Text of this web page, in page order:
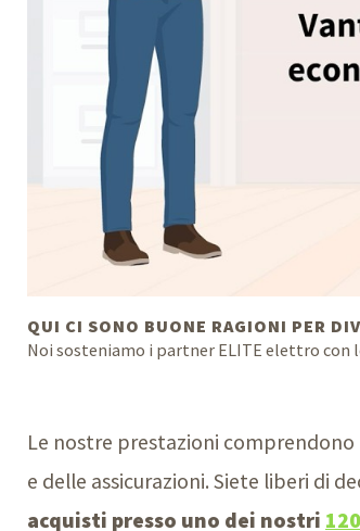
QUI CI SONO BUONE RAGIONI PER
Noi sosteniamo i partner ELITE elettro con
Le nostre prestazioni
e delle assicurazioni. Siete liberi di
acquisti presso uno dei nostri